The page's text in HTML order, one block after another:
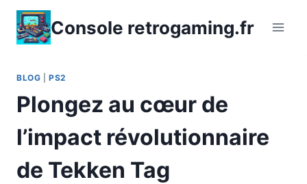
Aller
contenu
Console retrogaming.fr
BLOG |PS2
Plongez au cœur de
l’impact révolutionnaire
de Tekken Tag